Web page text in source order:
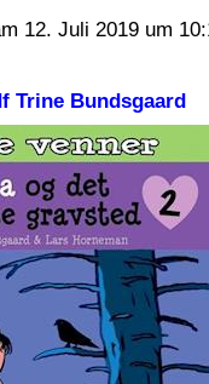
12. Juli 2019 um
Trine Bundsgaard